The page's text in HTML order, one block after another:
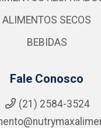
ALIMENTOS SECOS
BEBIDAS
Fale Conosco
(21) 2584-3524